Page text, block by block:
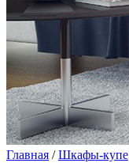
Главная /Шкафы-купе